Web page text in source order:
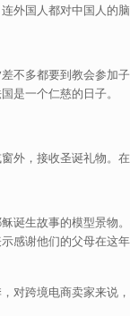
外国人都对中国人的脑
不多都要到教会参加
是一个仁慈的日子。
外，接收圣诞礼物。
诞生故事的模型景物
感谢他们的父母在这
对跨境电商卖家来说